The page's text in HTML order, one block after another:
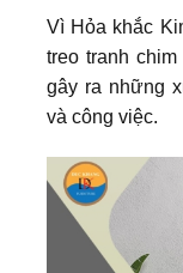
Vì Hỏa khắc
treo tranh
gây ra những
và công việc.